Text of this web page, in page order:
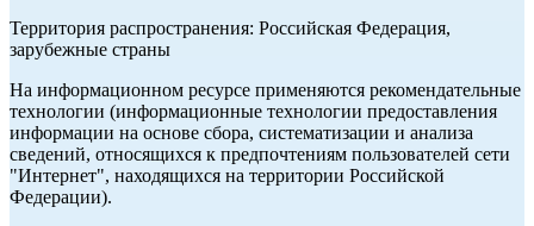
Территория распространения: Российская Федерация,
зарубежные страны
На информационном ресурсе применяются рекомендательные
технологии (информационные технологии предоставления
информации на основе сбора, систематизации и анализа
сведений, относящихся к предпочтениям пользователей сети
"Интернет", находящихся на территории Российской
Федерации).